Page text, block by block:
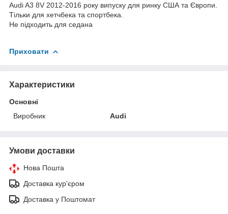
Audi A3 8V 2012-2016 року випуску для ринку США та Європи.
Тільки для хетчбека та спортбека.
Не підходить для седана
Приховати
Характеристики
Основні
Виробник
Audi
Умови доставки
Нова Пошта
Доставка кур'єром
Доставка у Поштомат